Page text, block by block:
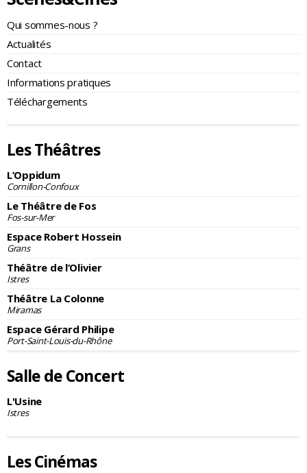
Qui sommes-nous ?
Actualités
Contact
Informations pratiques
Téléchargements
Les Théâtres
L’Oppidum
Cornillon-Confoux
Le Théâtre de Fos
Fos-sur-Mer
Espace Robert Hossein
Grans
Théâtre de l’Olivier
Istres
Théâtre La Colonne
Miramas
Espace Gérard Philipe
Port-Saint-Louis-du-Rhône
Salle de Concert
L'Usine
Istres
Les Cinémas